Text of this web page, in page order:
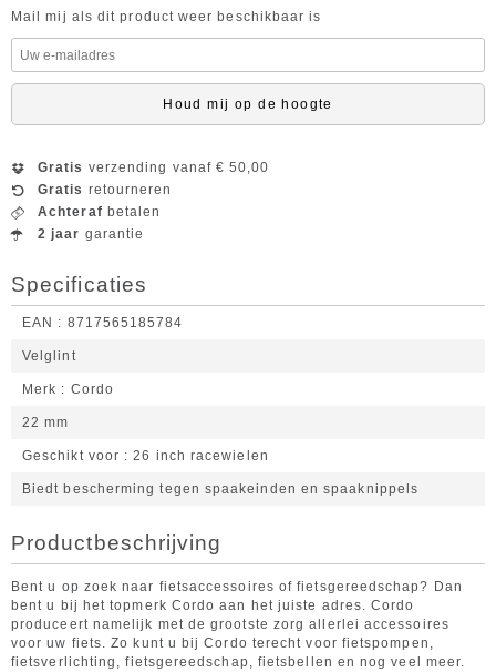
Mail mij als dit product weer beschikbaar is
Houd mij op de hoogte
Gratis verzending vanaf € 50,00
Gratis retourneren
Achteraf betalen
2 jaar garantie
Specificaties
EAN 8717565185784
Velglint
Merk Cordo
22 mm
Geschikt voor 26 inch racewielen
Biedt bescherming tegen spaakeinden en spaaknippels
Productbeschrijving
Bent u op zoek naar fietsaccessoires of fietsgereedschap? Dan
bent u bij het topmerk Cordo aan het juiste adres. Cordo
produceert namelijk met de grootste zorg allerlei accessoires
voor uw fiets. Zo kunt u bij Cordo terecht voor fietspompen,
fietsverlichting, fietsgereedschap, fietsbellen en nog veel meer.